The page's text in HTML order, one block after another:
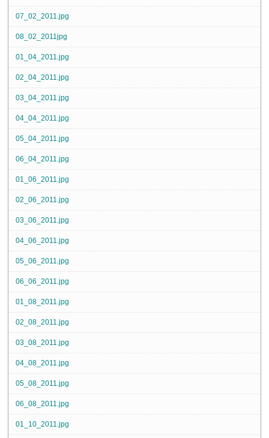
07_02_2011.jpg
08_02_2011jpg
01_04_2011.jpg
02_04_2011.jpg
03_04_2011.jpg
04_04_2011.jpg
05_04_2011.jpg
06_04_2011.jpg
01_06_2011.jpg
02_06_2011.jpg
03_06_2011.jpg
04_06_2011.jpg
05_06_2011.jpg
06_06_2011.jpg
01_08_2011.jpg
02_08_2011.jpg
03_08_2011.jpg
04_08_2011.jpg
05_08_2011.jpg
06_08_2011.jpg
01_10_2011.jpg